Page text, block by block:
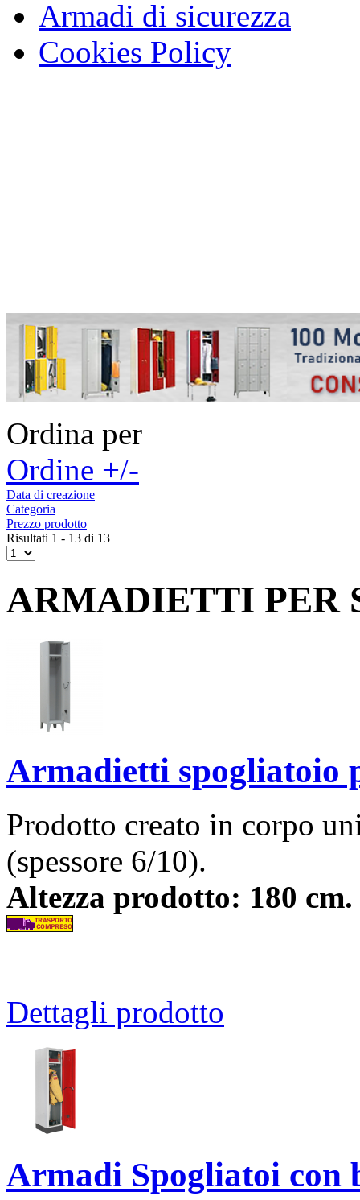
Armadi di sicurezza
Cookies Policy
Ordina per
Ordine +/-
Data di creazione
Categoria
Prezzo prodotto
Risultati 1 - 13 di 13
ARMADIETTI PER
Armadietti spogliatoio
Prodotto creato in corpo
(spessore 6/10).
Altezza prodotto: 180
Dettagli prodotto
Armadi Spogliatoi con